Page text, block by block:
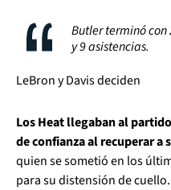
Butler terminó con
y 9 asistencias.
LeBron y Davis deciden
Los Heat llegaban al
de confianza al recuperar a
quien se sometió en los
para su distensión de cuello.